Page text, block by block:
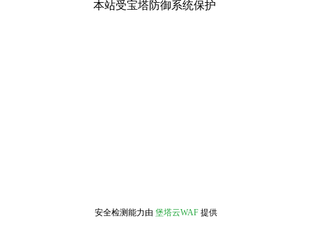
本站受宝塔防御系统保护
安全检测能力由 堡塔云WAF 提供